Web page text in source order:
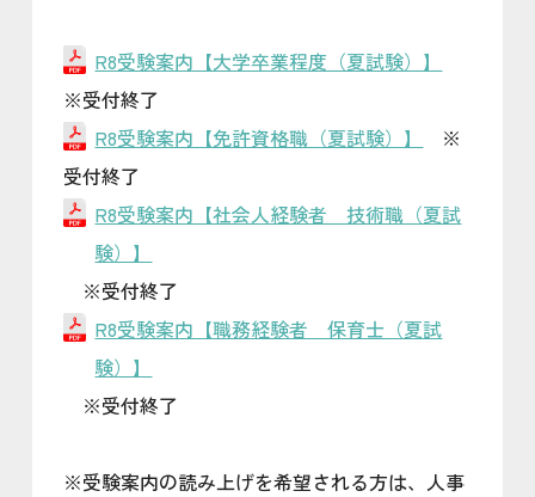
R8受験案内【大学卒業程度（夏試験）】
※受付終了
R8受験案内【免許資格職（夏試験）】
※
受付終了
R8受験案内【社会人経験者 技術職（夏試
験）】
※受付終了
R8受験案内【職務経験者 保育士（夏試
験）】
※受付終了
※受験案内の読み上げを希望される方は、人事